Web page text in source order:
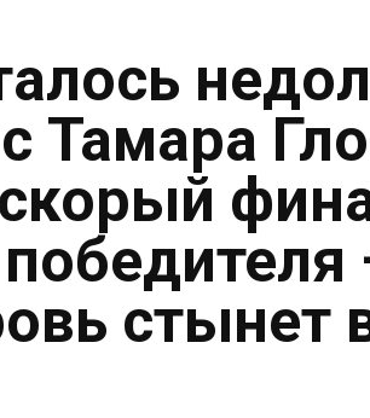
Тамара
стынет